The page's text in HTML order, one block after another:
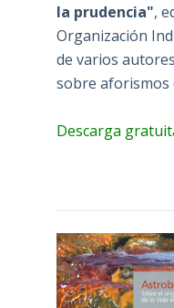
la prudencia",
Organización
de varios
sobre aforismos
Descarga